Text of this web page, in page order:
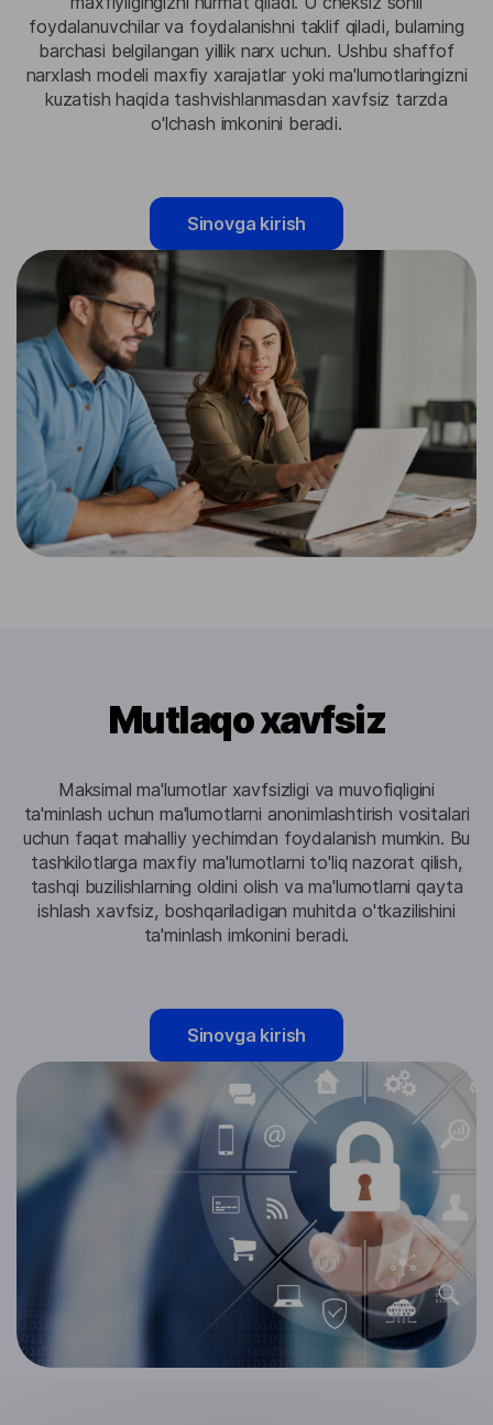
foydalanuvchilar va foydalanishni taklif qiladi, bularning
barchasi belgilangan yillik narx uchun. Ushbu shaffof
narxlash modeli maxfiy xarajatlar yoki ma'lumotlaringizni
kuzatish haqida tashvishlanmasdan xavfsiz tarzda
o'lchash imkonini beradi.
Sinovga kirish
Mutlaqo xavfsiz
Maksimal ma'lumotlar xavfsizligi va muvofiqligini
ta'minlash uchun ma'lumotlarni anonimlashtirish vositalari
uchun faqat mahalliy yechimdan foydalanish mumkin. Bu
tashkilotlarga maxfiy ma'lumotlarni to'liq nazorat qilish,
tashqi buzilishlarning oldini olish va ma'lumotlarni qayta
ishlash xavfsiz, boshqariladigan muhitda o'tkazilishini
ta'minlash imkonini beradi.
Sinovga kirish